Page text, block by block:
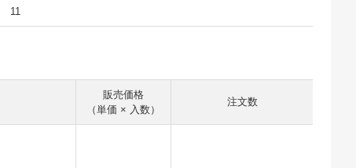
11
販売価格
（単価 × 入数）
注文数